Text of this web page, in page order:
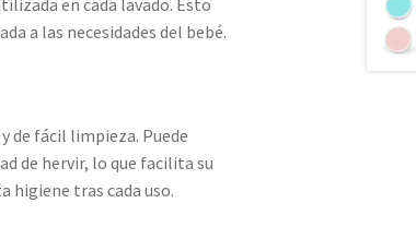
a las necesidades del bebé.
de fácil limpieza. Puede
de hervir, lo que facilita su
higiene tras cada uso.